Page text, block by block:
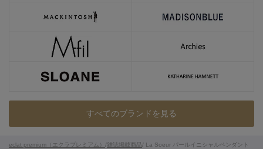
すべてのブランドを見る
eclat premium（エクラプレミアム） /雑誌掲載商品 / La Soeur パールイニシャルペンダント